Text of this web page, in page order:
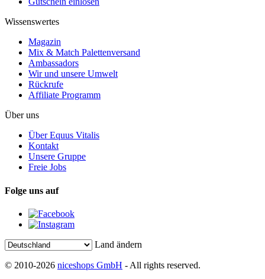
Wissenswertes
Magazin
Mix & Match Palettenversand
Ambassadors
Wir und unsere Umwelt
Rückrufe
Affiliate Programm
Über uns
Über Equus Vitalis
Kontakt
Unsere Gruppe
Freie Jobs
Folge uns auf
Land ändern
© 2010-2026 niceshops GmbH - All rights reserved.